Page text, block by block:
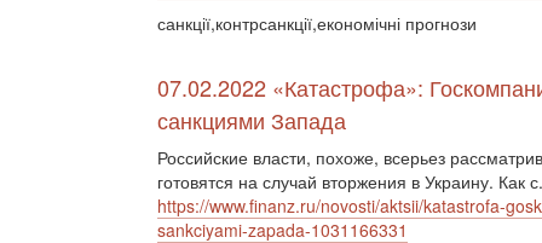
санкції,контрсанкції,економічні прогнози
07.02.2022 «Катастрофа»:
санкциями Запада
Российские власти, похоже, всерьез
готовятся на случай вторжения в Украину. Как
https://www.finanz.ru/novosti/aktsii/katastrofa-
sankciyami-zapada-1031166331